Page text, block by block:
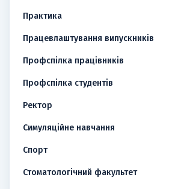
Практика
Працевлаштування випускників
Профспілка працівників
Профспілка студентів
Ректор
Симуляційне навчання
Спорт
Стоматологічний факультет